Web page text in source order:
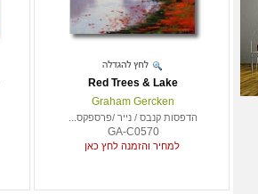
Red Trees & Lake
Graham Gercken
הדפסות קנבס / נייר /פרספקס...
GA-C0570
למחיר והזמנה לחץ כאן